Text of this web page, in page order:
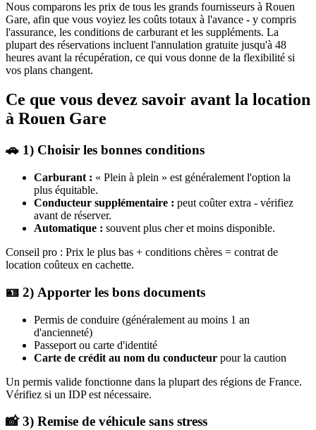
Nous comparons les prix de tous les grands fournisseurs à Rouen
Gare, afin que vous voyiez les coûts totaux à l'avance - y compris
l'assurance, les conditions de carburant et les suppléments. La
plupart des réservations incluent l'annulation gratuite jusqu'à 48
heures avant la récupération, ce qui vous donne de la flexibilité si
vos plans changent.
Ce que vous devez savoir avant la location
à Rouen Gare
🚗 1) Choisir les bonnes conditions
Carburant : « Plein à plein » est généralement l'option la
plus équitable.
Conducteur supplémentaire : peut coûter extra - vérifiez
avant de réserver.
Automatique : souvent plus cher et moins disponible.
Conseil pro : Prix le plus bas + conditions chères = contrat de
location coûteux en cachette.
🪪 2) Apporter les bons documents
Permis de conduire (généralement au moins 1 an
d'ancienneté)
Passeport ou carte d'identité
Carte de crédit au nom du conducteur pour la caution
Un permis valide fonctionne dans la plupart des régions de France.
Vérifiez si un IDP est nécessaire.
📸 3) Remise de véhicule sans stress